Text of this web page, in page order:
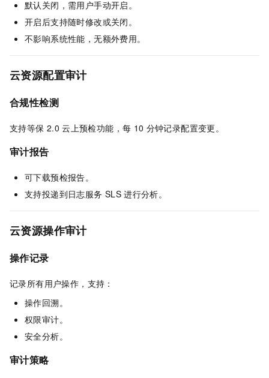
默认关闭，需用户手动开启。
开启后支持随时修改或关闭。
不影响系统性能，无额外费用。
云资源配置审计
合规性检测
支持等保 2.0 云上预检功能，每 10 分钟记录配置变更。
审计报告
可下载预检报告。
支持投递到日志服务 SLS 进行分析。
云资源操作审计
操作记录
记录所有用户操作，支持：
操作回溯。
权限审计。
安全分析。
审计策略